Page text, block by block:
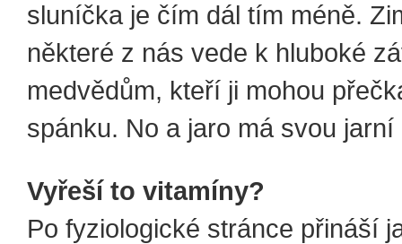
sluníčka je čím dál tím méně.
některé z nás vede k hluboké
medvědům, kteří ji mohou
spánku. No a jaro má svou jarní
Vyřeší to vitamíny?
Po fyziologické stránce přináší